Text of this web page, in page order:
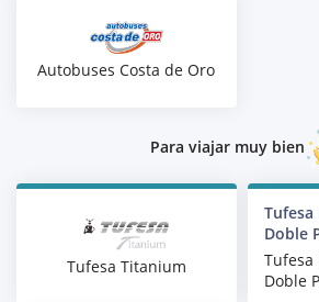
Autobuses Costa de Oro
Para viajar muy bien
Tufesa Titanium
Doble
Doble